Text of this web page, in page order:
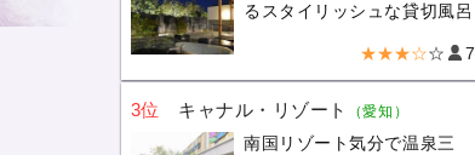
るスタイリッシュな貸切風呂
★★★☆☆ 7
3位 キャナル・リゾート （愛知）
南国リゾート気分で温泉三